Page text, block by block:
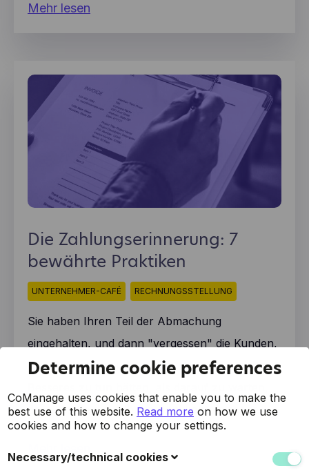
Mehr lesen
Die Zahlungserinnerung: 7
bewährte Praktiken
UNTERNEHMER-CAFÉ RECHNUNGSSTELLUNG
Sie haben Ihren Teil der Abmachung
eingehalten, und dann "vergessen" die Kunden,
Ihre Rechnung zu bezahlen. Als ob Sie nichts
dass das Geld auf Ihrem Bankkonto eingeht.
Determine cookie preferences
CoManage uses cookies that enable you to make the
best use of this website. Read more on how we use
cookies and how to change your settings.
Necessary/technical cookies